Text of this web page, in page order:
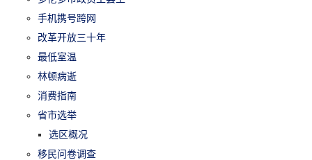
手机携号跨网
改革开放三十年
最低室温
林顿病逝
消费指南
省市选举
选区概况
移民问卷调查